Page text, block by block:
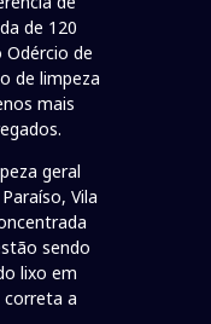
de 120
de
de limpeza
mais
geral
Vila
sendo
lixo em
correta a